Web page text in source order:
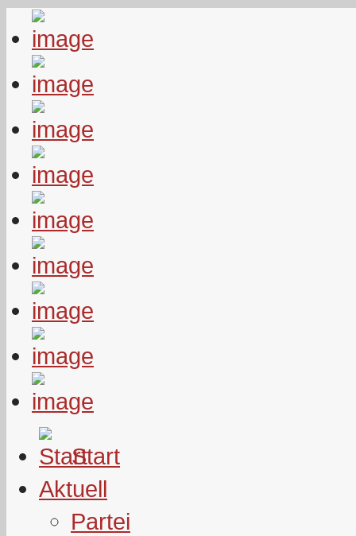
Start
Aktuell
Partei